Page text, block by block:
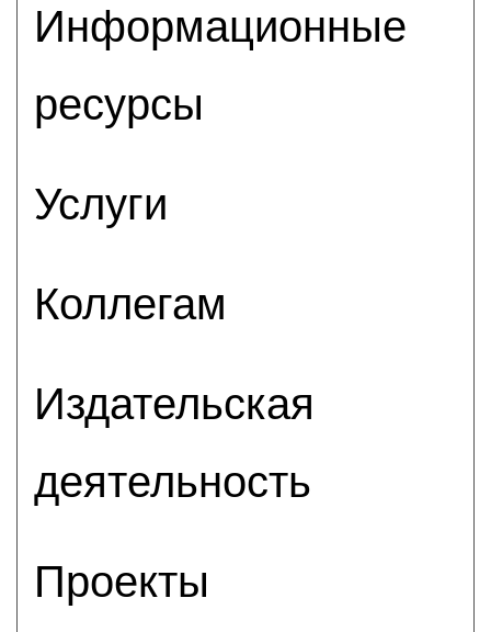
Информационные
ресурсы
Услуги
Коллегам
Издательская
деятельность
Проекты